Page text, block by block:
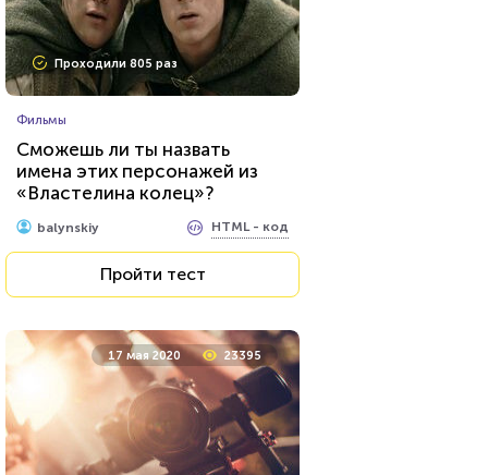
Проходили 805 раз
Фильмы
Сможешь ли ты назвать
имена этих персонажей из
«Властелина колец»?
balynskiy HTML - код
Пройти тест
17 мая 2020 23395